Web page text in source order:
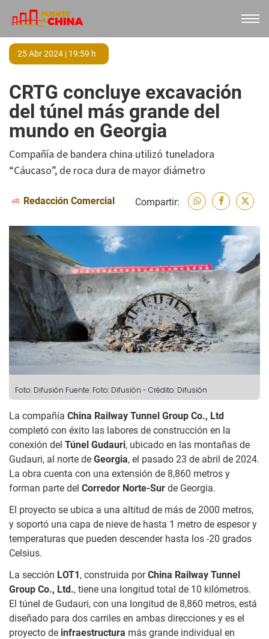
25 Abr 2024 | 19:59 h
CRTG concluye excavación
del túnel más grande del
mundo en Georgia
Compañía de bandera china utilizó tuneladora
“Cáucaso”, de roca dura de mayor diámetro
Redacción Comercial Compartir:
Foto: Difusión Fuente: Foto: Difusión - Crédito: Difusión
La compañía China Railway Tunnel Group Co., Ltd
completó con éxito las labores de construcción en la
conexión del Túnel Gudauri, ubicado en las montañas de
Gudauri, al norte de Georgia, el pasado 23 de abril de 2024.
La obra cuenta con una extensión de 8,860 metros y
forman parte del Corredor Norte-Sur de Georgia.
El proyecto se ubica a una altitud de más de 2000 metros,
y soportó una capa de nieve de hasta 1 metro de espesor y
temperaturas que pueden descender hasta los -20 grados
Celsius.
La sección LOT1, construida porChina Railway Tunnel
Group Co., Ltd., tiene una longitud total de 10 kilómetros.
El túnel de Gudauri, con una longitud de 8,860 metros, está
diseñado para dos carriles en ambas direcciones y es el
proyecto de infraestructura más grande individual en